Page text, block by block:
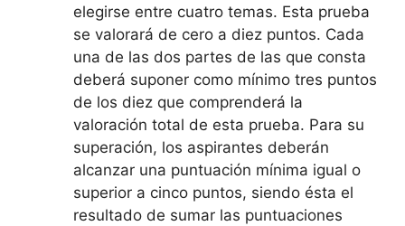
elegirse entre cuatro temas. Esta prueba
se valorará de cero a diez puntos. Cada
una de las dos partes de las que consta
deberá suponer como mínimo tres puntos
de los diez que comprenderá la
valoración total de esta prueba. Para su
superación, los aspirantes deberán
alcanzar una puntuación mínima igual o
superior a cinco puntos, siendo ésta el
resultado de sumar las puntuaciones